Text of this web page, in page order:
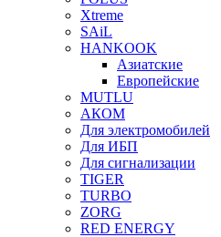
Xtreme
SAiL
HANKOOK
Азиатские
Европейские
MUTLU
АКОМ
Для электромобилей
Для ИБП
Для сигнализации
TIGER
TURBO
ZORG
RED ENERGY